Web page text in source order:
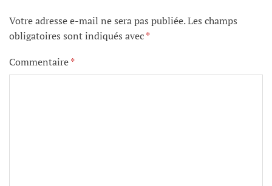
Votre adresse e-mail ne sera pas publiée.Les champs
obligatoires sont indiqués avec*
Commentaire*